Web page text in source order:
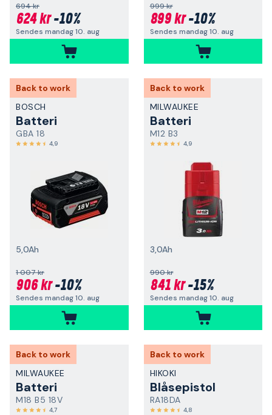
694 kr
624 kr-10%
Sendes mandag 10. aug
999 kr
899 kr-10%
Sendes mandag 10. aug
Back to work
BOSCH
Batteri
GBA 18
4,9
5,0Ah
1 007 kr
906 kr-10%
Sendes mandag 10. aug
Back to work
MILWAUKEE
Batteri
M12 B3
4,9
3,0Ah
990 kr
841 kr-15%
Sendes mandag 10. aug
Back to work
MILWAUKEE
Batteri
M18 B5 18V
4,7
Back to work
HIKOKI
Blåsepistol
RA18DA
4,8